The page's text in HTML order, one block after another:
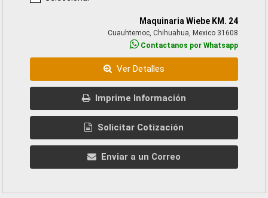
Maquinaria Wiebe KM. 24
Cuauhtemoc, Chihuahua, Mexico 31608
Contactanos por Whatsapp
Ver Detalles
Imprime Información
Solicitar Cotización
Enviar a un Correo